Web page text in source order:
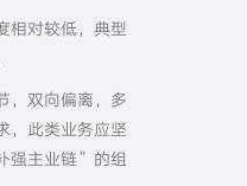
相对较低，典型
，双向偏离，多
，此类业务应坚
强主业链”的组